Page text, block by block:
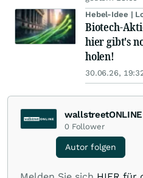
Hebel-Idee |
Biotech-
hier gibt's
holen!
30.06.26,
0 Follower
Autor folgen